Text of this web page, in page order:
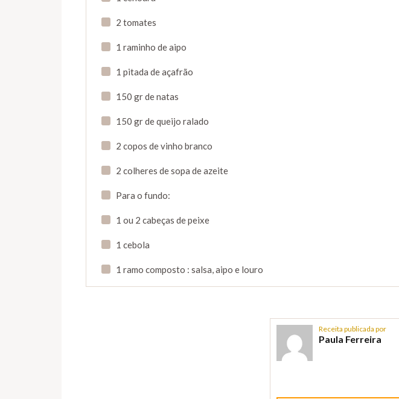
2 tomates
1 raminho de aipo
1 pitada de açafrão
150 gr de natas
150 gr de queijo ralado
2 copos de vinho branco
2 colheres de sopa de azeite
Para o fundo:
1 ou 2 cabeças de peixe
1 cebola
1 ramo composto : salsa, aipo e louro
Receita publicada por
Paula Ferreira